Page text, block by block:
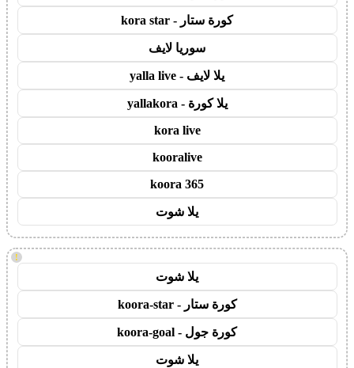
كورة ستار - kora star
سوريا لايف
يلا لايف - yalla live
يلا كورة - yallakora
kora live
kooralive
koora 365
يلا شوت
!
يلا شوت
كورة ستار - koora-star
كورة جول - koora-goal
يلا شوت